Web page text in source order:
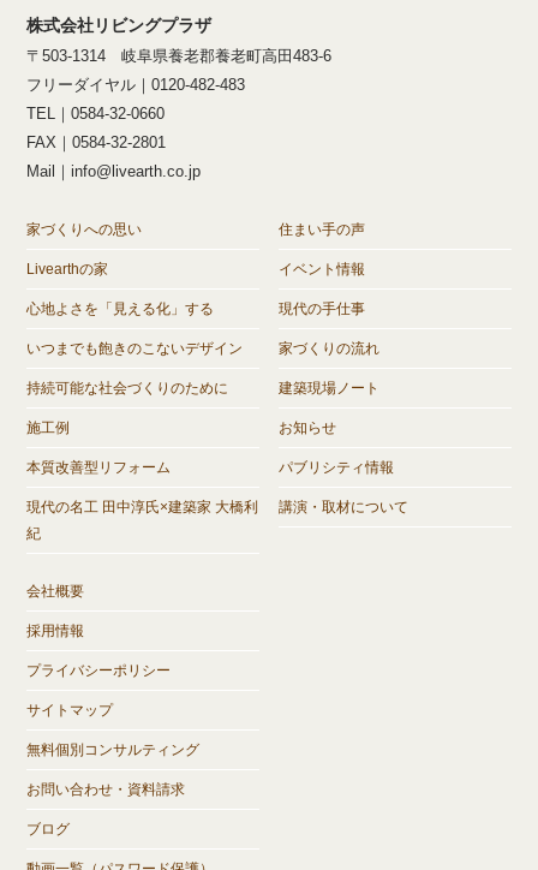
株式会社リビングプラザ
〒503-1314 岐阜県養老郡養老町高田483-6
フリーダイヤル｜0120-482-483
TEL｜0584-32-0660
FAX｜0584-32-2801
Mail｜info@livearth.co.jp
家づくりへの思い
Livearthの家
心地よさを「見える化」する
いつまでも飽きのこないデザイン
持続可能な社会づくりのために
施工例
本質改善型リフォーム
現代の名工 田中淳氏×建築家 大橋利
紀
住まい手の声
イベント情報
現代の手仕事
家づくりの流れ
建築現場ノート
お知らせ
パブリシティ情報
講演・取材について
会社概要
採用情報
プライバシーポリシー
サイトマップ
無料個別コンサルティング
お問い合わせ・資料請求
ブログ